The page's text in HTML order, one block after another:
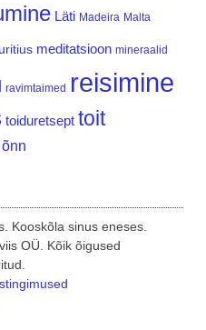
Läti Madeira Malta
meditatsioon mineraalid
ravimtaimed reisimine
toiduretsept toit
õnn
Kooskõla sinus eneses.
OÜ. Kõik õigused